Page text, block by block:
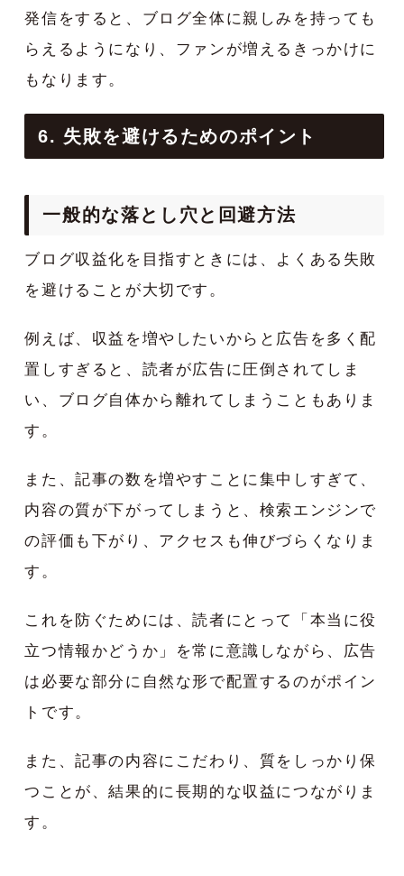
発信をすると、ブログ全体に親しみを持っても
らえるようになり、ファンが増えるきっかけに
もなります。
6. 失敗を避けるためのポイント
一般的な落とし穴と回避方法
ブログ収益化を目指すときには、よくある失敗
を避けることが大切です。
例えば、収益を増やしたいからと広告を多く配
置しすぎると、読者が広告に圧倒されてしま
い、ブログ自体から離れてしまうこともありま
す。
また、記事の数を増やすことに集中しすぎて、
内容の質が下がってしまうと、検索エンジンで
の評価も下がり、アクセスも伸びづらくなりま
す。
これを防ぐためには、読者にとって「本当に役
立つ情報かどうか」を常に意識しながら、広告
は必要な部分に自然な形で配置するのがポイン
トです。
また、記事の内容にこだわり、質をしっかり保
つことが、結果的に長期的な収益につながりま
す。